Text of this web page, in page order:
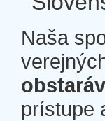
Naša
prístupe